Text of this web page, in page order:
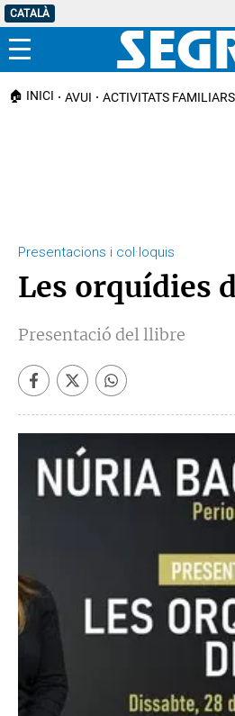
CATALÀ
Menú
🏠 INICI AVUI ACTIVITATS FAMILIARS
Presentacions i col·loquis
Les orquídies
Presentació del llibre